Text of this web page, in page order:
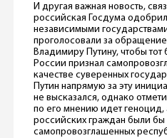
И другая важная новость,
российская Госдума
независимыми
проголосовали за
Владимиру Путину, чтобы
России признал
качестве суверенных
Путин напрямую за эту
не высказался, однако
по его мнению идет геноцид,
российских граждан были
самопровозглашенных